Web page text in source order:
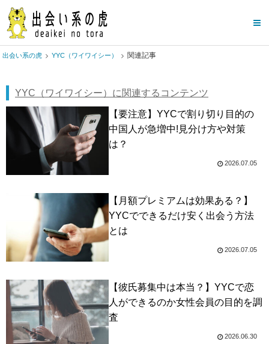
出会い系の虎 YYC（ワイワイシー） 関連記事
YYC（ワイワイシー）に関連するコンテンツ
【要注意】YYCで割り切り目的の
中国人が急増中!見分け方や対策
は？
2026.07.05
【月額プレミアムは効果ある？】
YYCでできるだけ安く出会う方法
とは
2026.07.05
【彼氏募集中は本当？】YYCで恋
人ができるのか女性会員の目的を調
査
2026.06.30